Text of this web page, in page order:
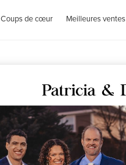
Coups de cœur Meilleures ventes